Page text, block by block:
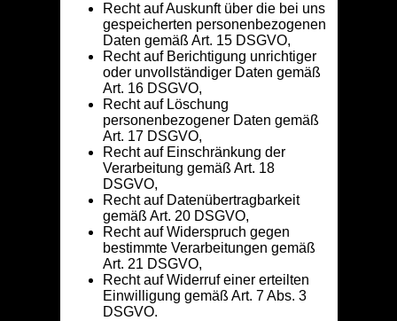
Recht auf Auskunft über die bei uns
gespeicherten personenbezogenen
Daten gemäß Art. 15 DSGVO,
Recht auf Berichtigung unrichtiger
oder unvollständiger Daten gemäß
Art. 16 DSGVO,
Recht auf Löschung
personenbezogener Daten gemäß
Art. 17 DSGVO,
Recht auf Einschränkung der
Verarbeitung gemäß Art. 18
DSGVO,
Recht auf Datenübertragbarkeit
gemäß Art. 20 DSGVO,
Recht auf Widerspruch gegen
bestimmte Verarbeitungen gemäß
Art. 21 DSGVO,
Recht auf Widerruf einer erteilten
Einwilligung gemäß Art. 7 Abs. 3
DSGVO.